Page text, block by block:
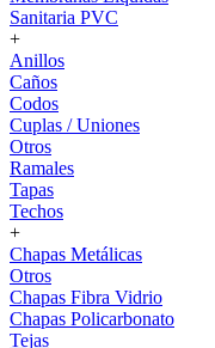
Sanitaria PVC
+
Anillos
Caños
Codos
Cuplas / Uniones
Otros
Ramales
Tapas
Techos
+
Chapas Metálicas
Otros
Chapas Fibra Vidrio
Chapas Policarbonato
Tejas